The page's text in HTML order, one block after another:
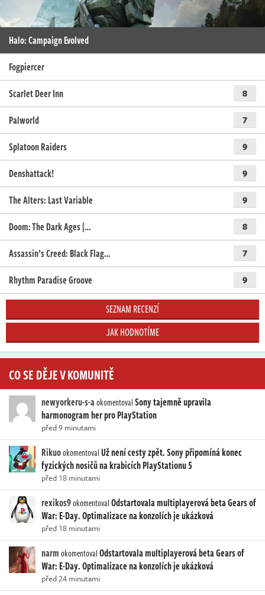
Halo: Campaign Evolved
Fogpiercer
Scarlet Deer Inn
8
Palworld 7
Splatoon Raiders 9
Denshattack! 9
The Alters: Last Variable 9
Doom: The Dark Ages |… 8
Assassin’s Creed: Black Flag… 7
Rhythm Paradise Groove 9
SEZNAM RECENZÍ
JAK HODNOTÍME
CO SE DĚJE V KOMUNITĚ
newyorkeru-s-aokomentovalSony tajemně upravila
harmonogram her pro PlayStation
před 9 minutami
RikuookomentovalUž není cesty zpět. Sony připomíná konec
fyzických nosičů na krabicích PlayStationu 5
před 18 minutami
rexikos9okomentovalOdstartovala multiplayerová beta Gears of
War: E-Day. Optimalizace na konzolích je ukázková
před 18 minutami
narmokomentovalOdstartovala multiplayerová beta Gears of
War: E-Day. Optimalizace na konzolích je ukázková
před 24 minutami